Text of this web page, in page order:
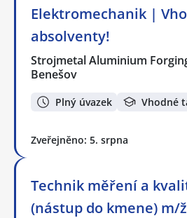
Elektromechanik |
absolventy!
Strojmetal Aluminium
Benešov
Plný úvazek Vhodné
Zveřejněno: 5. srpna
Technik měření a
(nástup do kmene) m/ž